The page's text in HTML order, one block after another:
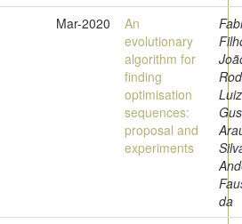
Mar-2020
An
evolutionary
algorithm for
finding
optimisation
sequences:
proposal and
experiments
Luiz
da